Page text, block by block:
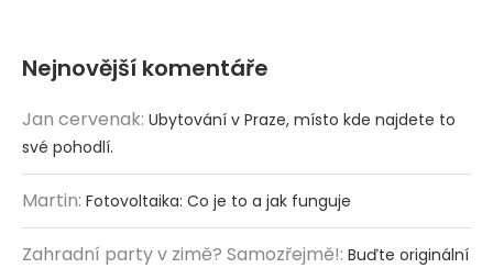
Nejnovější komentáře
Jan cervenak: Ubytování v Praze, místo kde najdete to
své pohodlí.
Martin: Fotovoltaika: Co je to a jak funguje
Zahradní party v zimě? Samozřejmě!: Buďte originální